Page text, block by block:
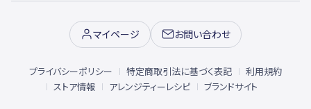
マイページ お問い合わせ
プライバシーポリシー 特定商取引法に基づく表記
利用規約
ストア情報
アレンジティーレシピ ブランドサイト